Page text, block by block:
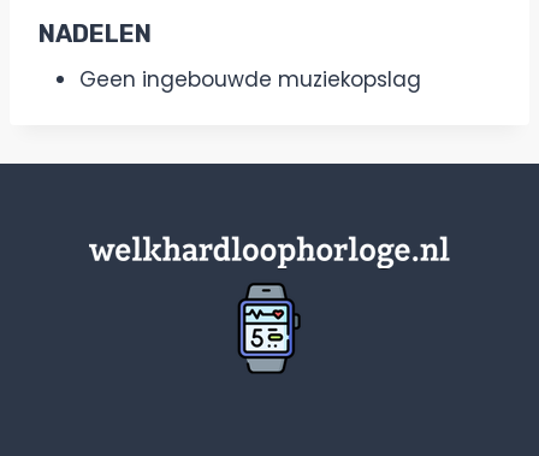
NADELEN
Geen ingebouwde muziekopslag